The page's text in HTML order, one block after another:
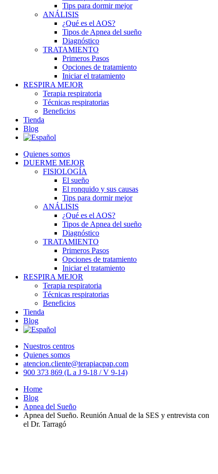
Tips para dormir mejor
ANÁLISIS
¿Qué es el AOS?
Tipos de Apnea del sueño
Diagnóstico
TRATAMIENTO
Primeros Pasos
Opciones de tratamiento
Iniciar el tratamiento
RESPIRA MEJOR
Terapia respiratoria
Técnicas respiratorias
Beneficios
Tienda
Blog
Quienes somos
DUERME MEJOR
FISIOLOGÍA
El sueño
El ronquido y sus causas
Tips para dormir mejor
ANÁLISIS
¿Qué es el AOS?
Tipos de Apnea del sueño
Diagnóstico
TRATAMIENTO
Primeros Pasos
Opciones de tratamiento
Iniciar el tratamiento
RESPIRA MEJOR
Terapia respiratoria
Técnicas respiratorias
Beneficios
Tienda
Blog
Nuestros centros
Quienes somos
atencion.cliente@terapiacpap.com
900 373 869 (L a J 9-18 / V 9-14)
Home
Blog
Apnea del Sueño
Apnea del Sueño. Reunión Anual de la SES y entrevista con
el Dr. Tarragó